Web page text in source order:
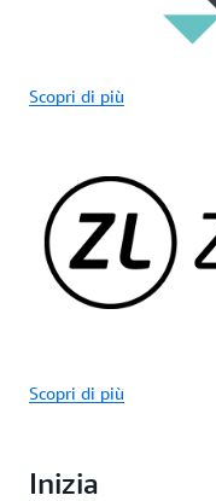
Scopri di più
Scopri di più
Inizia